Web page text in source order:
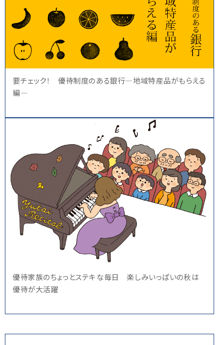
要チェック！ 優待制度のある銀行―地域特産品がもらえる
編―
優待家族のちょっとステキな毎日 楽しみいっぱいの秋は
優待が大活躍